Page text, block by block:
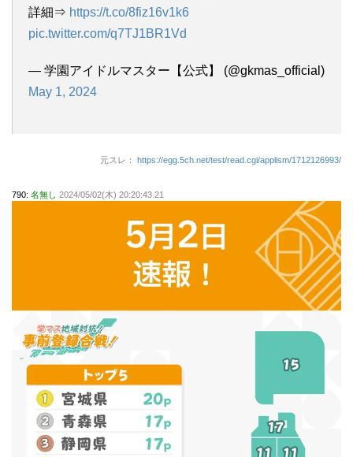
詳細⇒ https://t.co/8fiz16v1k6
pic.twitter.com/q7TJ1BR1Vd
— 学園アイドルマスター【公式】 (@gkmas_official)
May 1, 2024
元スレ： https://egg.5ch.net/test/read.cgi/applism/1712126993/
790: 名無し 2024/05/02(木) 20:20:43.21